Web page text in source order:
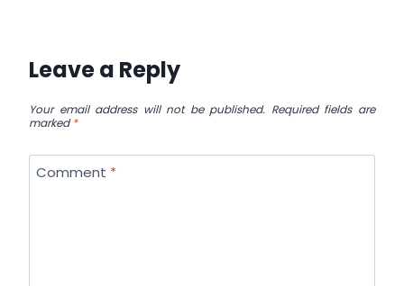
Leave a Reply
Your email address will not be published. Required fields are
marked*
Comment *